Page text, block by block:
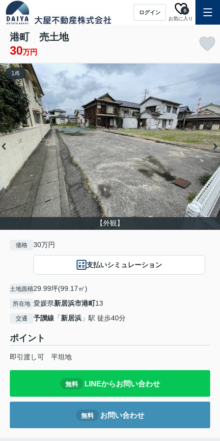
ログイン
お気に入り
0
港町 売土地
30万円
【外観】
1/6
価格 30万円
支払いシミュレーション
土地面積29.99坪(99.17㎡)
所在地 愛媛県新居浜市港町13
交通 予讃線 「新居浜 」駅 徒歩40分
ポイント
即引渡し可 平坦地
無料 LINEからお問い合わせ
無料 お問い合わせ